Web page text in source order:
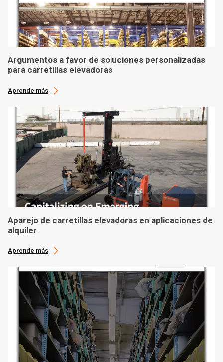
Argumentos a favor de soluciones personalizadas
para carretillas elevadoras
Aprende más
Aparejo de carretillas elevadoras en aplicaciones de
alquiler
Aprende más